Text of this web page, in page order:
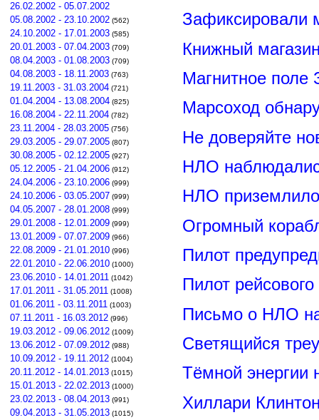
26.02.2002 - 05.07.2002
05.08.2002 - 23.10.2002 (562)
24.10.2002 - 17.01.2003 (585)
20.01.2003 - 07.04.2003 (709)
08.04.2003 - 01.08.2003 (709)
04.08.2003 - 18.11.2003 (763)
19.11.2003 - 31.03.2004 (721)
01.04.2004 - 13.08.2004 (825)
16.08.2004 - 22.11.2004 (782)
23.11.2004 - 28.03.2005 (756)
29.03.2005 - 29.07.2005 (807)
30.08.2005 - 02.12.2005 (927)
05.12.2005 - 21.04.2006 (912)
24.04.2006 - 23.10.2006 (999)
24.10.2006 - 03.05.2007 (999)
04.05.2007 - 28.01.2008 (999)
29.01.2008 - 12.01.2009 (999)
13.01.2009 - 07.07.2009 (966)
22.08.2009 - 21.01.2010 (996)
22.01.2010 - 22.06.2010 (1000)
23.06.2010 - 14.01.2011 (1042)
17.01.2011 - 31.05.2011 (1008)
01.06.2011 - 03.11.2011 (1003)
07.11.2011 - 16.03.2012 (996)
19.03.2012 - 09.06.2012 (1009)
13.06.2012 - 07.09.2012 (988)
10.09.2012 - 19.11.2012 (1004)
20.11.2012 - 14.01.2013 (1015)
15.01.2013 - 22.02.2013 (1000)
23.02.2013 - 08.04.2013 (991)
09.04.2013 - 31.05.2013 (1015)
Зафиксировали
Книжный
Магнитное поле
Марсоход
Не доверяйте
НЛО
НЛО
Огромный
Пилот
Пилот
Письмо о НЛО
Светящийся
Тёмной энергии
Хиллари